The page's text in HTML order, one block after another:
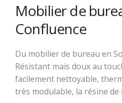
Mobilier de
Confluence
Du mobilier de bureau en
Résistant mais doux au
facilement nettoyable,
très modulable, la résine